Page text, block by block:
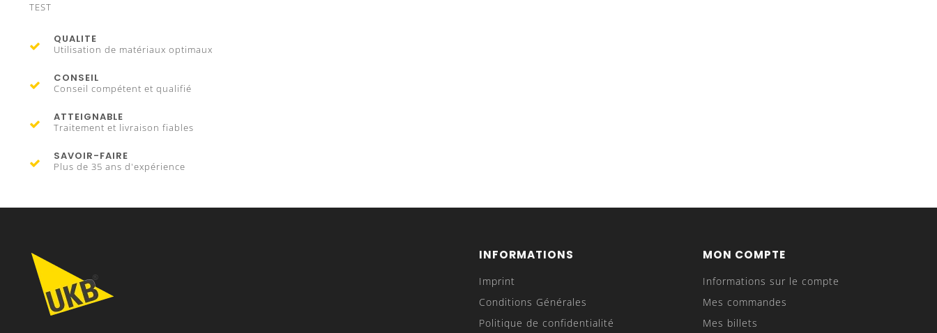
TEST
QUALITE
Utilisation de matériaux optimaux
CONSEIL
Conseil compétent et qualifié
ATTEIGNABLE
Traitement et livraison fiables
SAVOIR-FAIRE
Plus de 35 ans d'expérience
INFORMATIONS
Imprint
Conditions Générales
Politique de confidentialité
MON COMPTE
Informations sur le compte
Mes commandes
Mes billets